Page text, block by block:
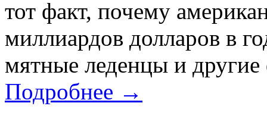
тот факт, почему
миллиардов долларов в
мятные леденцы и
Подробнее →